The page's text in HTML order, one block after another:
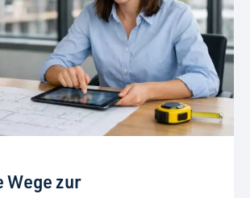
Wege zur